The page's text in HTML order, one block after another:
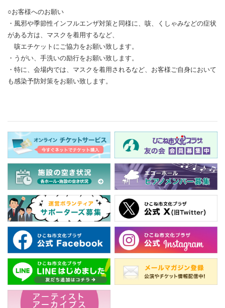
○お客様へのお願い
・風邪や季節性インフルエンザ対策と同様に、咳、くしゃみなどの症状
がある方は、マスクを着用するなど、
咳エチケットにご協力をお願い致します。
・うがい、手洗いの励行をお願い致します。
・特に、会場内では、マスクを着用されるなど、お客様ご自身において
も感染予防対策をお願い致します。